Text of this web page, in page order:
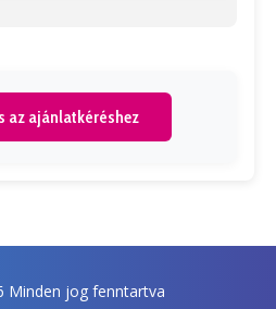
az ajánlatkéréshez
Minden jog fenntartva